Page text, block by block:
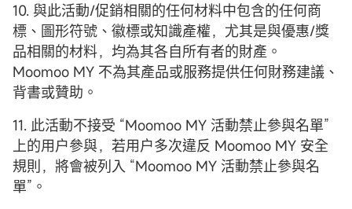
10. 與此活動/促銷相關的任何材料中包含的任何商
標、圖形符號、徽標或知識產權，尤其是與優惠/獎
品相關的材料，均為其各自所有者的財產。
Moomoo MY 不為其產品或服務提供任何財務建議、
背書或贊助。
11. 此活動不接受 “Moomoo MY 活動禁止參與名單”
上的用户參與，若用户多次違反 Moomoo MY 安全
規則，將會被列入 “Moomoo MY 活動禁止參與名
單”。